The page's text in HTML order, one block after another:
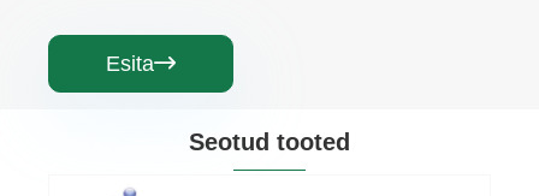
Esita
Seotud tooted